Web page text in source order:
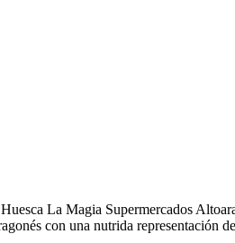
La Magia Supermercados
con una nutrida representación